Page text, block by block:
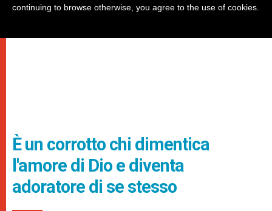
È un corrotto chi dimentica
l'amore di Dio e diventa
adoratore di se stesso
continuing to browse otherwise, you agree to the use of cookies.